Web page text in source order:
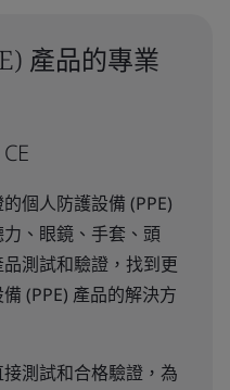
產品的專業
個人防護設備 (PPE)
、眼鏡、手套、頭
測試和驗證，找到更
(PPE) 產品的解決方
測試和合格驗證，為